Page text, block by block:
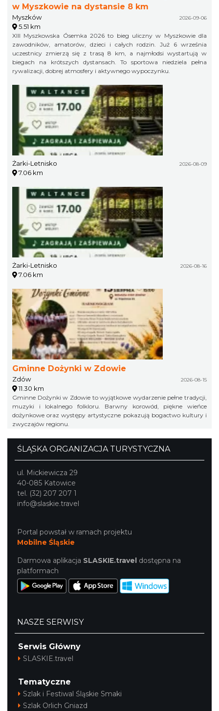
w Myszkowie na dystansie 8 km
Myszków 2026-09-06
5.51 km
XIII Myszkowska Ósemka 2026 to bieg uliczny w Myszkowie dla
zawodników, amatorów, dzieci i całych rodzin. Już 6 września
uczestnicy zmierzą się z trasą 8 km, a najmłodsi wystartują w
biegach na krótszych dystansach. To sportowa niedziela pełna
rywalizacji, dobrej atmosfery i aktywnego wypoczynku.
Żarki-Letnisko 2026-08-09
7.06 km
Żarki-Letnisko 2026-08-16
7.06 km
Gminne Dożynki w Zdowie
Zdów 2026-08-15
11.30 km
Gminne Dożynki w Zdowie to wyjątkowe wydarzenie pełne tradycji,
muzyki i lokalnego folkloru. Barwny korowód, piękne wieńce
dożynkowe oraz występy artystyczne pokazują bogactwo kultury i
zwyczajów regionu.
ŚLĄSKA ORGANIZACJA TURYSTYCZNA
ul. Mickiewicza 29
40-085 Katowice
tel. (32) 207 207 1
info@slaskie.travel
Portal powstał w ramach projektu
Mobilne Śląskie
Darmowa aplikacja SLASKIE.travel dostępna na
platformach
NASZE SERWISY
Serwis Główny
SLASKIE.travel
Tematyczne
Szlak i Festiwal Śląskie Smaki
Szlak Orlich Gniazd